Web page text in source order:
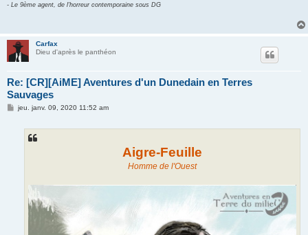
- Le 9ème agent, de l'horreur contemporaine sous DG
Carfax
Dieu d'après le panthéon
Re: [CR][AiME] Aventures d'un Dunedain en Terres
Sauvages
Mjeu. janv. 09, 2020 11:52 am
Aigre-Feuille
Homme de l'Ouest